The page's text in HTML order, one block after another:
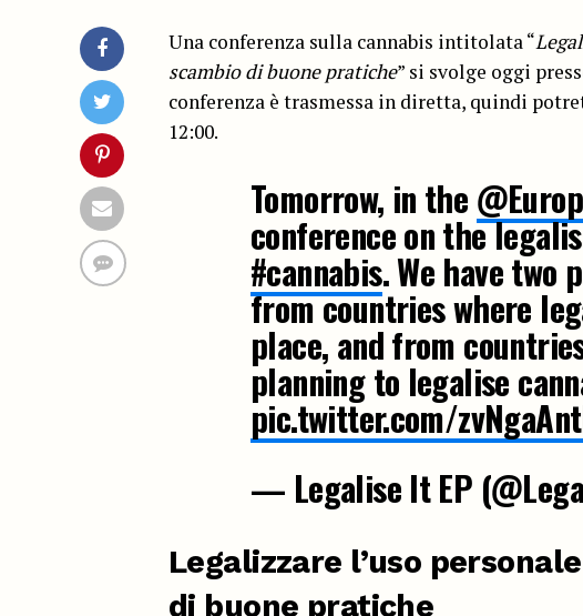
Una conferenza sulla cannabis intitolata “
scambio di buone pratiche” si svolge oggi
conferenza è trasmessa in diretta, quindi
12:00.
Tomorrow, in the
conference on the
#cannabis. We have two
from countries where
place, and from
planning to legalise
pic.twitter.com/
— Legalise It EP
Legalizzare l’uso
di buone pratiche